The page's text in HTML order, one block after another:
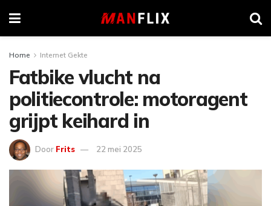
Home Internet Gekte
Fatbike vlucht na
politiecontrole: motoragent
grijpt keihard in
Door Frits 22 mei 2025